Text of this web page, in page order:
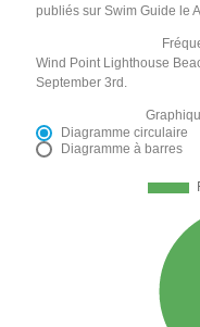
publiés sur Swim Guide le
Wind Point Lighthouse
September 3rd.
Diagramme circulaire
Diagramme à barres